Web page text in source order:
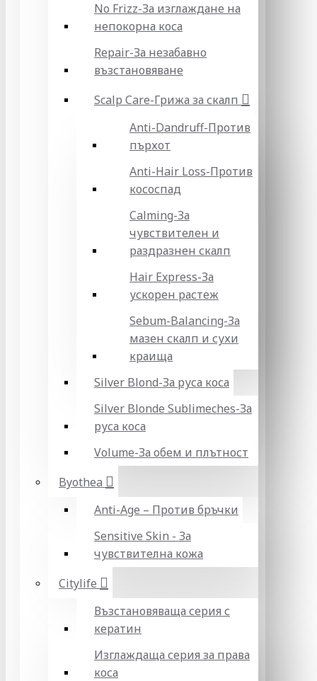
No Frizz-За изглаждане на
непокорна коса
Repair-За незабавно
възстановяване
Scalp Care-Грижа за скалп
Anti-Dandruff-Против
пърхот
Anti-Hair Loss-Против
кососпад
Calming-За
чувствителен и
раздразнен скалп
Hair Express-За
ускорен растеж
Sebum-Balancing-За
мазен скалп и сухи
краища
Silver Blond-За руса коса
Silver Blonde Sublіmeches-За
руса коса
Volume-За обем и плътност
Byothea
Anti-Age – Против бръчки
Sensitive Skin - За
чувствителна кожа
Citylife
Възстановяваща серия с
кератин
Изглаждаща серия за права
коса